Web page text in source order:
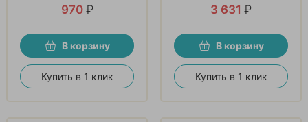
970 ₽
В корзину
Купить в 1 клик
3 631 ₽
В корзину
Купить в 1 клик